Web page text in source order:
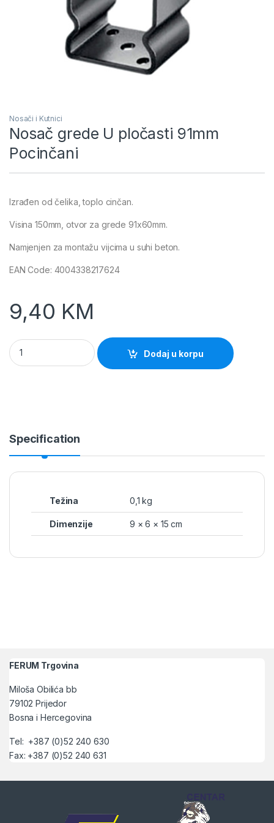
Nosači i Kutnici
Nosač grede U pločasti 91mm
Pocinčani
Izrađen od čelika, toplo cinčan.
Visina 150mm, otvor za grede 91x60mm.
Namjenjen za montažu vijcima u suhi beton.
EAN Code: 4004338217624
9,40 KM
Nosač grede U pločasti 91mm Pocinčani quantity
Dodaj u korpu
Specification
Težina 0,1 kg
Dimenzije 9 × 6 × 15 cm
FERUM Trgovina
Miloša Obilića bb
79102 Prijedor
Bosna i Hercegovina
Tel: +387 (0)52 240 630
Fax: +387 (0)52 240 631